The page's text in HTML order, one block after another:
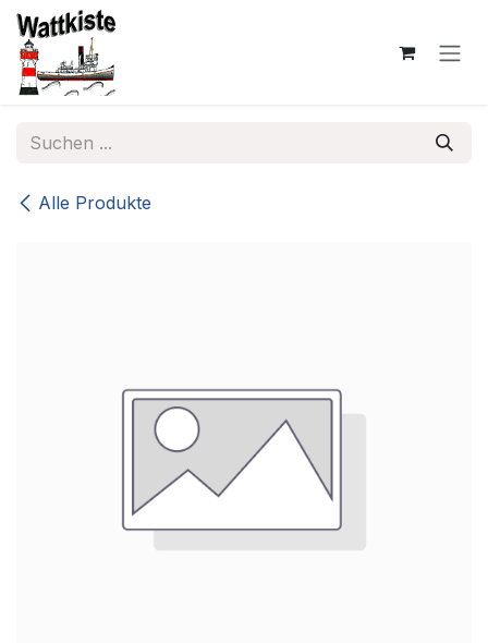
Zum Inhalt springen
Alle Produkte